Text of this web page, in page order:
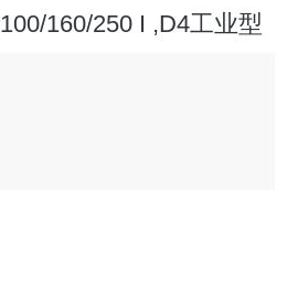
160/250 I ,D4工业型